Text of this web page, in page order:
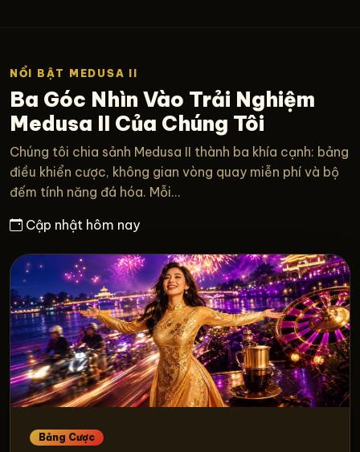
NỔI BẬT MEDUSA II
Ba Góc Nhìn Vào Trải Nghiệm
Medusa II Của Chúng Tôi
Chúng tôi chia sảnh Medusa II thành ba khía cạnh: bảng
điều khiển cược, không gian vòng quay miễn phí và bộ
đếm tính năng đá hóa. Mỗi...
Cập nhật hôm nay
Bảng Cược